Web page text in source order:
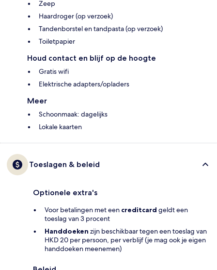
Zeep
Haardroger (op verzoek)
Tandenborstel en tandpasta (op verzoek)
Toiletpapier
Houd contact en blijf op de hoogte
Gratis wifi
Elektrische adapters/opladers
Meer
Schoonmaak: dagelijks
Lokale kaarten
Toeslagen & beleid
Optionele extra's
Voor betalingen met een creditcard geldt een
toeslag van 3 procent
Handdoeken zijn beschikbaar tegen een toeslag van
HKD 20 per persoon, per verblijf (je mag ook je eigen
handdoeken meenemen)